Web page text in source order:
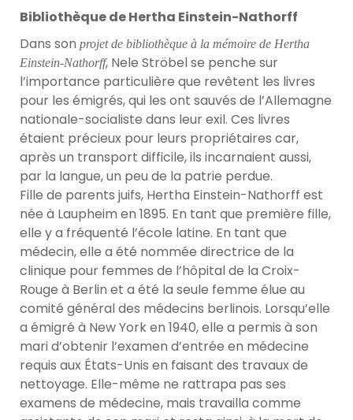
Bibliothèque de Hertha Einstein-Nathorff
Dans son projet de bibliothèque à la mémoire de Hertha
Einstein-Nathorff, Nele Ströbel se penche sur
l’importance particulière que revêtent les livres
pour les émigrés, qui les ont sauvés de l’Allemagne
nationale-socialiste dans leur exil. Ces livres
étaient précieux pour leurs propriétaires car,
après un transport difficile, ils incarnaient aussi,
par la langue, un peu de la patrie perdue.
Fille de parents juifs, Hertha Einstein-Nathorff est
née à Laupheim en 1895. En tant que première fille,
elle y a fréquenté l’école latine. En tant que
médecin, elle a été nommée directrice de la
clinique pour femmes de l’hôpital de la Croix-
Rouge à Berlin et a été la seule femme élue au
comité général des médecins berlinois. Lorsqu’elle
a émigré à New York en 1940, elle a permis à son
mari d’obtenir l’examen d’entrée en médecine
requis aux États-Unis en faisant des travaux de
nettoyage. Elle-même ne rattrapa pas ses
examens de médecine, mais travailla comme